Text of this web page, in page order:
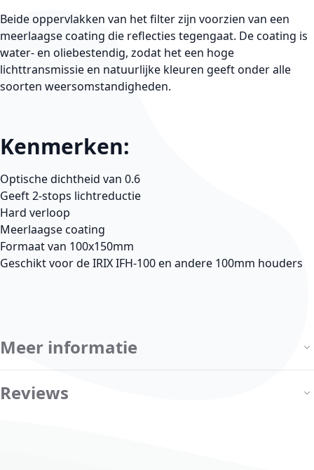
Beide oppervlakken van het filter zijn voorzien van een
meerlaagse coating die reflecties tegengaat. De coating is
water- en oliebestendig, zodat het een hoge
lichttransmissie en natuurlijke kleuren geeft onder alle
soorten weersomstandigheden.
Kenmerken:
Optische dichtheid van 0.6
Geeft 2-stops lichtreductie
Hard verloop
Meerlaagse coating
Formaat van 100x150mm
Geschikt voor de IRIX IFH-100 en andere 100mm houders
Meer informatie
Reviews